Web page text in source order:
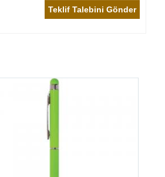
Teklif Talebini Gönder